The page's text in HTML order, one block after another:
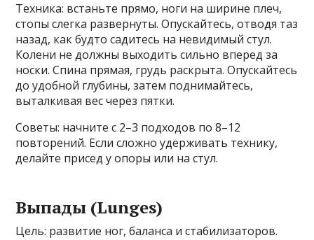
Техника: встаньте прямо, ноги на ширине плеч,
стопы слегка развернуты. Опускайтесь, отводя таз
назад, как будто садитесь на невидимый стул.
Колени не должны выходить сильно вперед за
носки. Спина прямая, грудь раскрыта. Опускайтесь
до удобной глубины, затем поднимайтесь,
выталкивая вес через пятки.
Советы: начните с 2–3 подходов по 8–12
повторений. Если сложно удерживать технику,
делайте присед у опоры или на стул.
Выпады (Lunges)
Цель: развитие ног, баланса и стабилизаторов.